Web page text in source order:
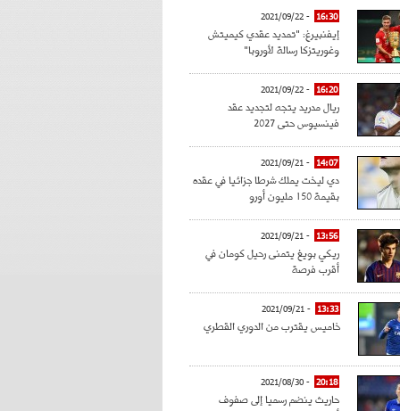
16:30
- 2021/09/22
إيفنبيرغ: "تمديد عقدي كيميتش
وغوريتزكا رسالة لأوروبا"
16:20
- 2021/09/22
ريال مدريد يتجه لتجديد عقد
فينسيوس حتى 2027
14:07
- 2021/09/21
دي ليخت يملك شرطا جزائيا في عقده
بقيمة 150 مليون أورو
13:56
- 2021/09/21
ريكي بويغ يتمنى رحيل كومان في
أقرب فرصة
13:33
- 2021/09/21
خاميس يقترب من الدوري القطري
20:18
- 2021/08/30
حاريث ينضم رسميا إلى صفوف